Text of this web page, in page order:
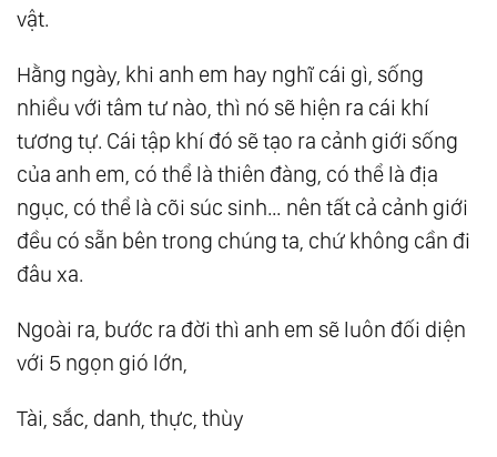
vật.
Hằng ngày, khi anh em hay nghĩ cái gì, sống
nhiều với tâm tư nào, thì nó sẽ hiện ra cái khí
tương tự. Cái tập khí đó sẽ tạo ra cảnh giới sống
của anh em, có thể là thiên đàng, có thể là địa
ngục, có thể là cõi súc sinh… nên tất cả cảnh giới
đều có sẵn bên trong chúng ta, chứ không cần đi
đâu xa.
Ngoài ra, bước ra đời thì anh em sẽ luôn đối diện
với 5 ngọn gió lớn,
Tài, sắc, danh, thực, thùy